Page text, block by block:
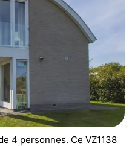
4 personnes. Ce VZ1138